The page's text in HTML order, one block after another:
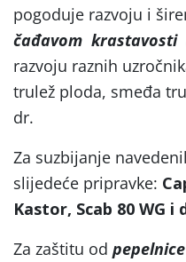
pogoduje razvoju i
čađavom krastavosti
razvoju raznih
trulež ploda, smeđa
dr.
Za suzbijanje
slijedeće pripravke:
Kastor, Scab 80 WG i
Za zaštitu od